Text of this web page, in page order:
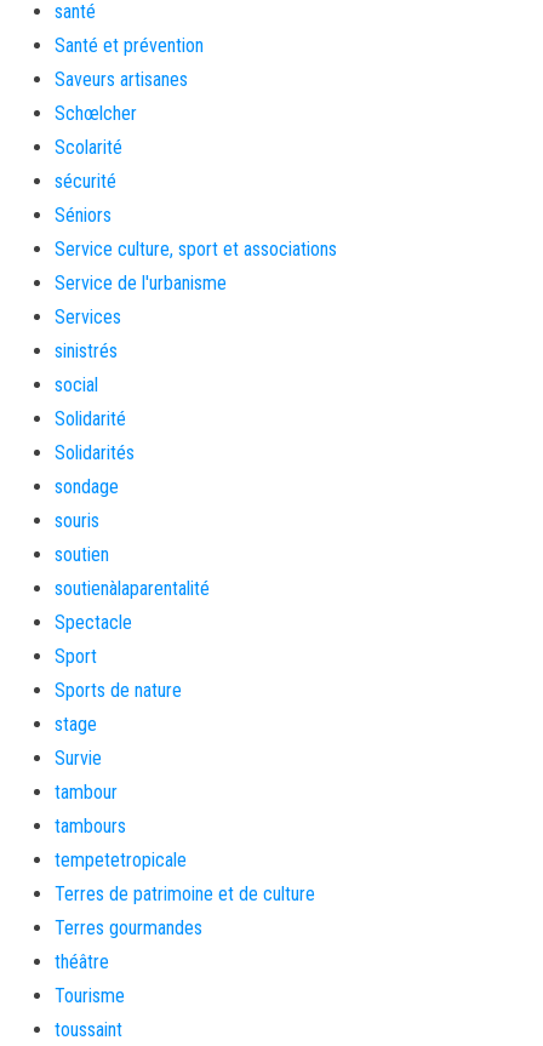
santé
Santé et prévention
Saveurs artisanes
Schœlcher
Scolarité
sécurité
Séniors
Service culture, sport et associations
Service de l'urbanisme
Services
sinistrés
social
Solidarité
Solidarités
sondage
souris
soutien
soutienàlaparentalité
Spectacle
Sport
Sports de nature
stage
Survie
tambour
tambours
tempetetropicale
Terres de patrimoine et de culture
Terres gourmandes
théâtre
Tourisme
toussaint